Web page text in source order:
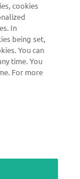
cookies
In
being set,
You can
time. You
For more